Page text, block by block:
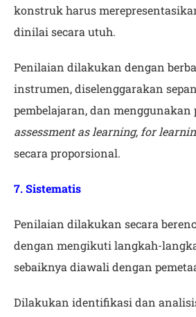
konstruk harus
dinilai secara utuh.
Penilaian dilakukan dengan
instrumen, diselenggarakan
pembelajaran, dan menggunakan
assessment as learning, for
secara proporsional.
7. Sistematis
Penilaian dilakukan secara
dengan mengikuti langkah-
sebaiknya diawali dengan
Dilakukan identifikasi dan